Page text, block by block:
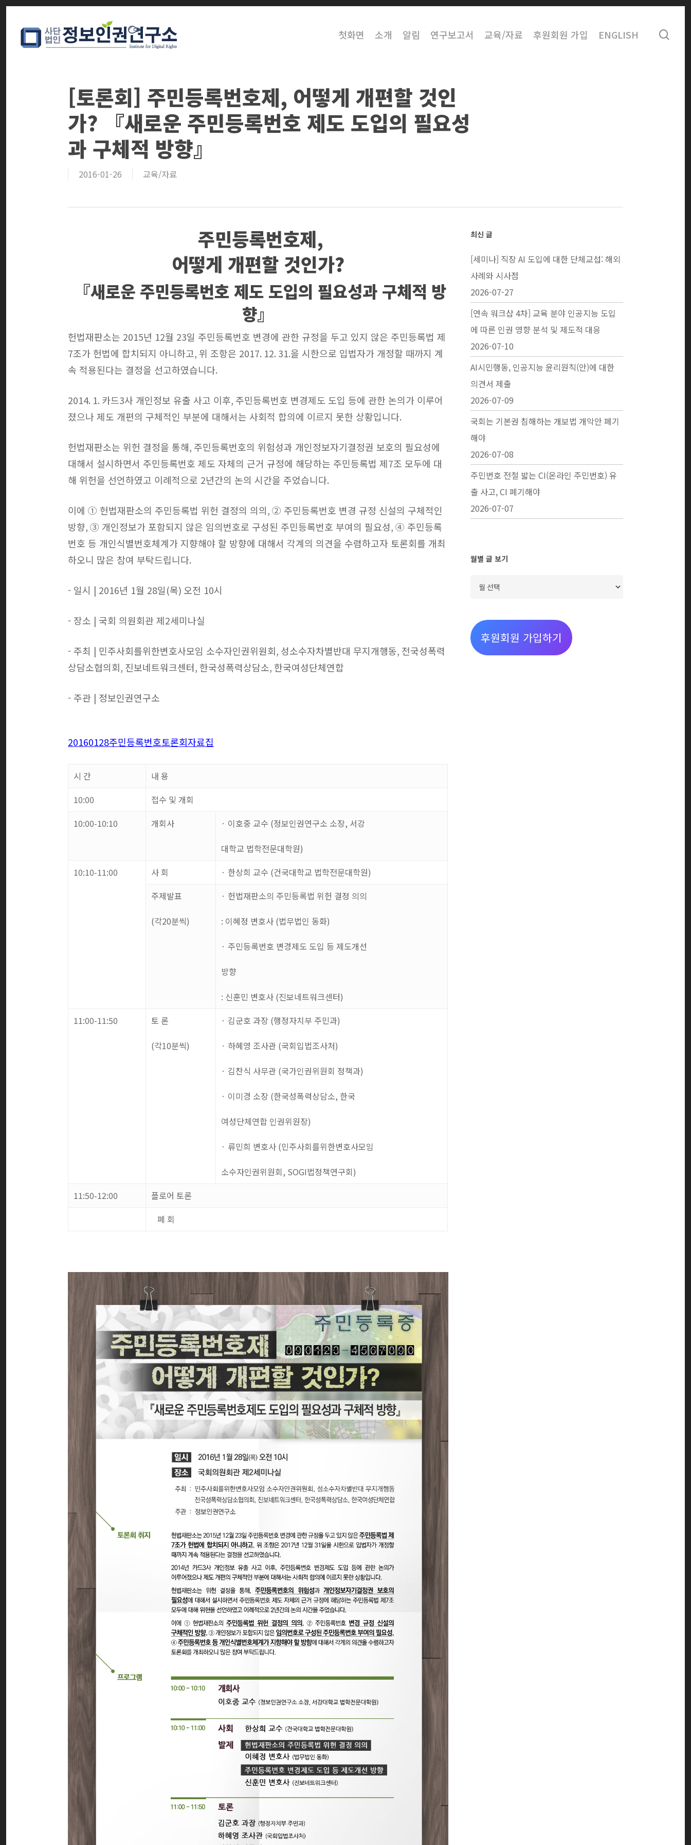
Skip
첫화면 소개 알림 연구보고서 교육/자료 후원회원 가입 ENGLISH
[토론회] 주민등록번호제, 어떻게 개편할 것인
가? 『새로운 주민등록번호 제도 도입의 필요성
과 구체적 방향』
2016-01-26 교육/자료
주민등록번호제,
어떻게 개편할 것인가?
『새로운 주민등록번호 제도 도입의 필요성과 구체적 방
향』
헌법재판소는 2015년 12월 23일 주민등록번호 변경에 관한 규정을 두고 있지 않은 주민등록법 제
7조가 헌법에 합치되지 아니하고, 위 조항은 2017. 12. 31.을 시한으로 입법자가 개정할 때까지 계
속 적용된다는 결정을 선고하였습니다.
2014. 1. 카드3사 개인정보 유출 사고 이후, 주민등록번호 변경제도 도입 등에 관한 논의가 이루어
졌으나 제도 개편의 구체적인 부분에 대해서는 사회적 합의에 이르지 못한 상황입니다.
헌법재판소는 위헌 결정을 통해, 주민등록번호의 위험성과 개인정보자기결정권 보호의 필요성에
대해서 설시하면서 주민등록번호 제도 자체의 근거 규정에 해당하는 주민등록법 제7조 모두에 대
해 위헌을 선언하였고 이례적으로 2년간의 논의 시간을 주었습니다.
이에 ① 헌법재판소의 주민등록법 위헌 결정의 의의,② 주민등록번호 변경 규정 신설의 구체적인
방향,③ 개인정보가 포함되지 않은 임의번호로 구성된 주민등록번호 부여의 필요성,④ 주민등록
번호 등 개인식별번호체계가 지향해야 할 방향에 대해서 각계의 의견을 수렴하고자 토론회를 개최
하오니 많은 참여 부탁드립니다.
- 일시 | 2016년 1월 28일(목) 오전 10시
- 장소 | 국회 의원회관 제2세미나실
- 주최 | 민주사회를위한변호사모임 소수자인권위원회, 성소수자차별반대 무지개행동, 전국성폭력
상담소협의회, 진보네트워크센터, 한국성폭력상담소, 한국여성단체연합
- 주관 | 정보인권연구소
20160128주민등록번호토론회자료집
시 간
내 용
10:00
접수 및 개회
10:00-10:10
개회사 · 이호중 교수 (정보인권연구소 소장, 서강
대학교 법학전문대학원)
10:10-11:00
사 회 · 한상희 교수 (건국대학교 법학전문대학원)
주제발표
(각20분씩)
· 헌법재판소의 주민등록법 위헌 결정 의의
: 이혜정 변호사 (법무법인 동화)
· 주민등록번호 변경제도 도입 등 제도개선
방향
: 신훈민 변호사 (진보네트워크센터)
11:00-11:50
토 론
(각10분씩)
· 김군호 과장 (행정자치부 주민과)
· 하혜영 조사관 (국회입법조사처)
· 김찬식 사무관 (국가인권위원회 정책과)
· 이미경 소장 (한국성폭력상담소, 한국
여성단체연합 인권위원장)
· 류민희 변호사 (민주사회를위한변호사모임
소수자인권위원회, SOGI법정책연구회)
11:50-12:00
플로어 토론
폐 회
최신 글
[세미나] 직장 AI 도입에 대한 단체교섭: 해외
사례와 시사점
2026-07-27
[연속 워크샵 4차] 교육 분야 인공지능 도입
에 따른 인권 영향 분석 및 제도적 대응
2026-07-10
AI시민행동, 인공지능 윤리원칙(안)에 대한
의견서 제출
2026-07-09
국회는 기본권 침해하는 개보법 개악안 폐기
해야
2026-07-08
주민번호 전철 밟는 CI(온라인 주민번호) 유
출 사고, CI 폐기해야
2026-07-07
월별 글 보기
보
기
후원회원 가입하기